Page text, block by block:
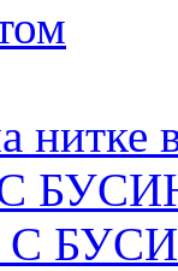
нитке
С